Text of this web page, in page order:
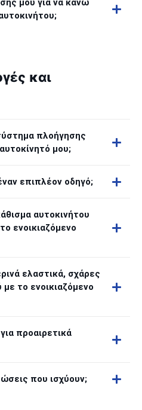
μου για να κάνω
και
πλοήγησης
μου;
επιπλέον οδηγό;
αυτοκινήτου
ενοικιαζόμενο
ελαστικά, σχάρες
με το ενοικιαζόμενο
προαιρετικά
που ισχύουν;